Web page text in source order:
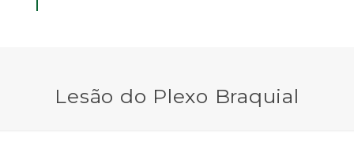
Lesão do Plexo Braquial